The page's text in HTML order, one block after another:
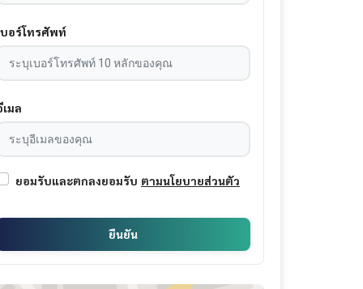
บอร์โทรศัพท์
มล
ยอมรับและตกลงยอมรับ ตามนโยบายส่วนตัว
ยืนยัน